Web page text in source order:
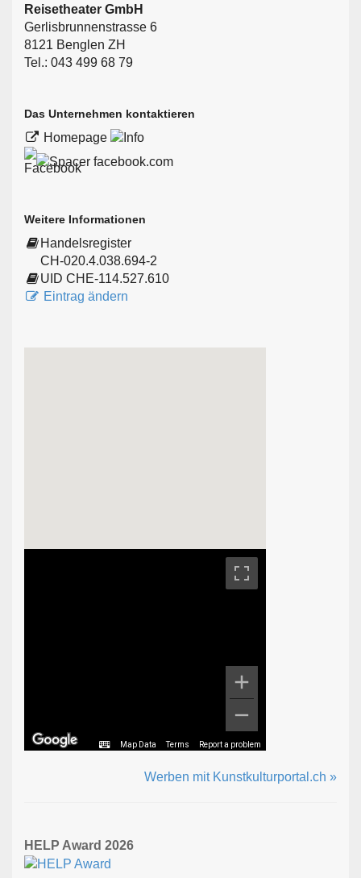
Reisetheater GmbH
Gerlisbrunnenstrasse 6
8121 Benglen ZH
Tel.: 043 499 68 79
Das Unternehmen kontaktieren
Homepage
facebook.com
Weitere Informationen
Handelsregister
CH-020.4.038.694-2
UID CHE-114.527.610
Eintrag ändern
Map Data Terms Report a problem
Werben mit Kunstkulturportal.ch »
HELP Award 2026